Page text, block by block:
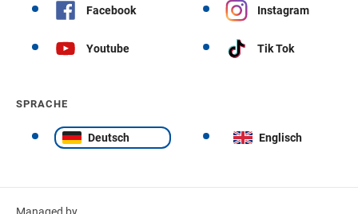
Facebook Instagram
Youtube Tik Tok
SPRACHE
Deutsch Englisch